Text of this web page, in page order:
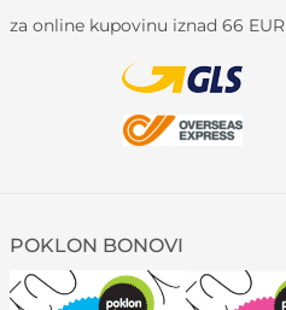
za online kupovinu iznad 66 EUR
POKLON BONOVI